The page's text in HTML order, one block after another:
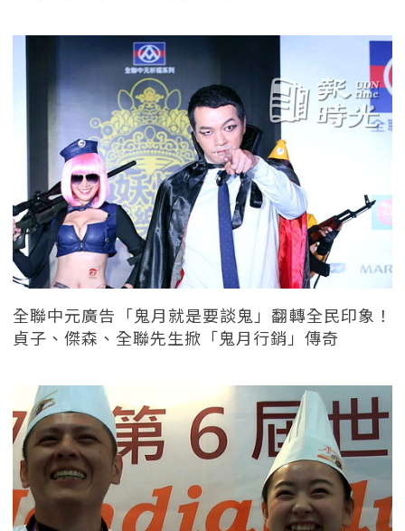
全聯中元廣告「鬼月就是要談鬼」翻轉全民印象！
貞子、傑森、全聯先生掀「鬼月行銷」傳奇